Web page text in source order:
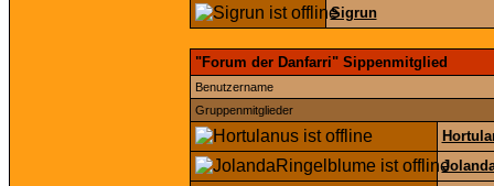
Sigrun
"Forum der Danfarri" Sippenmitglied
Benutzername
Gruppenmitglieder